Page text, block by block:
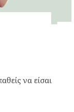
να είσαι